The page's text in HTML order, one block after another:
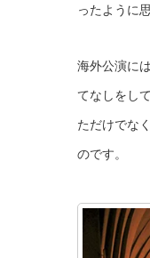
ったように
海外公演に
てなしをし
ただけでな
のです。